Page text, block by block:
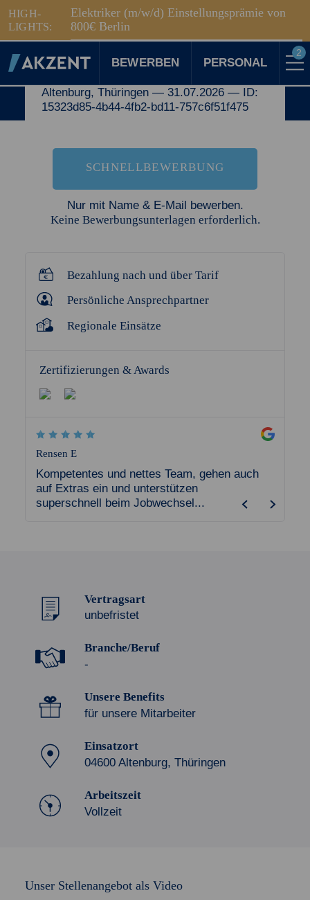
HIGH-
LIGHTS:
Elektriker (m/w/d) Einstellungsprämie von
800€ Berlin
Für Kandidaten
Karriere-Kompass
Für Unternehmen
Kompass für Personaler
News rund um den Arbeitsplatz
Über AKZENT
Für Sie vor Ort
AKZENT-Shop
Für unsere größten Fans
BEWERBEN PERSONAL
2
ZURÜCK ZUR ÜBERSICHT
CNC-Dreher (m/w/d) -
in Altenburg
mit Video
Altenburg, Thüringen — 31.07.2026 — ID:
15323d85-4b44-4fb2-bd11-757c6f51f475
SCHNELLBEWERBUNG
Nur mit Name & E-Mail bewerben.
Keine Bewerbungsunterlagen erforderlich.
Bezahlung nach und über Tarif
Persönliche Ansprechpartner
Regionale Einsätze
Zertifizierungen & Awards
Rensen E
Kompetentes und nettes Team, gehen auch
auf Extras ein und unterstützen
superschnell beim Jobwechsel...
und
Vertragsart
unbefristet
Branche/Beruf
-
Unsere Benefits
für unsere Mitarbeiter
Einsatzort
04600 Altenburg, Thüringen
Arbeitszeit
Vollzeit
Unser Stellenangebot als Video